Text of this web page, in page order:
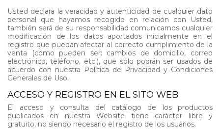
Usted declara la veracidad y autenticidad de cualquier dato
personal que hayamos recogido en relación con Usted,
también será de su responsabilidad comunicarnos cualquier
modificación de los datos aportados inicialmente en el
registro que puedan afectar al correcto cumplimiento de la
venta (como pueden ser: cambios de domicilio, correo
electrónico, teléfono, etc.), que sólo podrán ser usados de
acuerdo con nuestra Política de Privacidad y Condiciones
Generales de Uso.
ACCESO Y REGISTRO EN EL SITO WEB
El acceso y consulta del catálogo de los productos
publicados en nuestra Website tiene carácter libre y
gratuito, no siendo necesario el registro de los usuarios.